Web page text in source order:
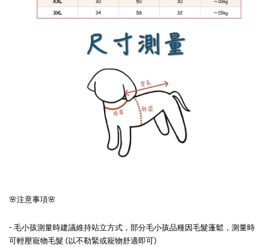
🌸注意事項🌸
- 毛小孩測量時建議維持站立方式，部分毛小孩品種因毛髮蓬鬆，測量時
可輕壓寵物毛髮 (以不勒緊或寵物舒適即可)